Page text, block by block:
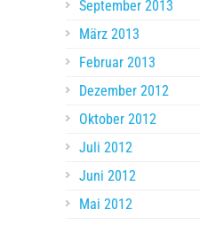
September 2013
März 2013
Februar 2013
Dezember 2012
Oktober 2012
Juli 2012
Juni 2012
Mai 2012